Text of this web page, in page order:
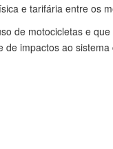
e tarifária entre os
de motocicletas e
impactos ao sistema